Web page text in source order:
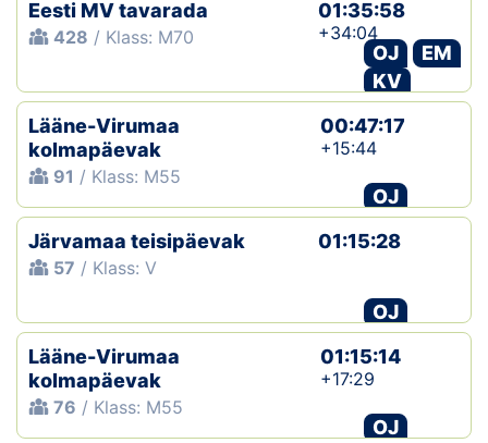
Eesti MV tavarada
428 / Klass: M70
01:35:58
+34:04
OJ
EM
KV
Lääne-Virumaa
kolmapäevak
91 / Klass: M55
00:47:17
+15:44
OJ
Järvamaa teisipäevak
57 / Klass: V
01:15:28
OJ
Lääne-Virumaa
kolmapäevak
76 / Klass: M55
01:15:14
+17:29
OJ